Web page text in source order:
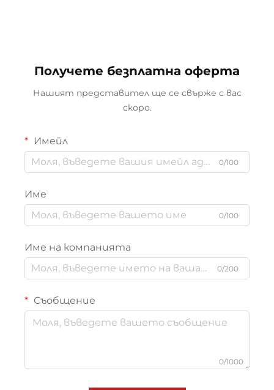
Получете безплатна оферта
Нашият представител ще се свърже с вас
скоро.
Имейл
0/100
Име
0/100
Име на компанията
0/200
Съобщение
0/1000